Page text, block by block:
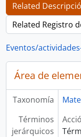
Related
Related Registro
Eventos/
Área de
Taxonomía
Términos
jerárquicos